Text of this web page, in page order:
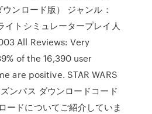
ンロード版） ジャンル：
イトシミュレータープレイ人
All Reviews: Very
of the 16,390 user
are positive. STAR WARS
ンパス ダウンロードコード
ードについてご紹介していま